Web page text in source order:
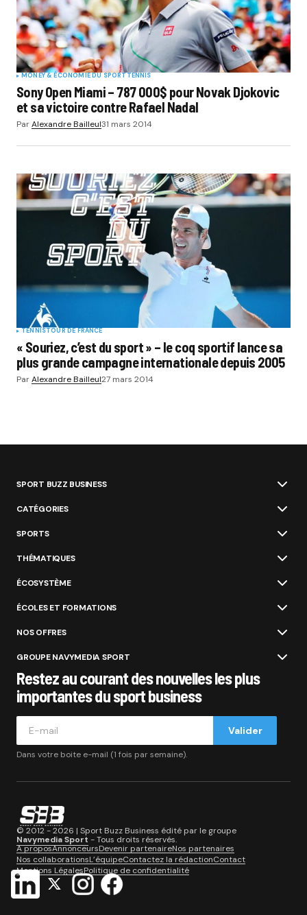
MONEY & ÉCONOMIE DU SPORTTENNIS
Sony Open Miami – 787 000$ pour Novak Djokovic
et sa victoire contre Rafael Nadal
ParAlexandre Bailleul31 mars 2014
TENNISTOUR DE FRANCE
« Souriez, c’est du sport » – le coq sportif lance sa
plus grande campagne internationale depuis 2005
ParAlexandre Bailleul27 mars 2014
SPORT BUZZ BUSINESS
CATÉGORIES
SPORTS
THÉMATIQUES
ÉCOSYSTÈME
ÉCOLES ET FORMATIONS
NOS OFFRES
GROUPE NAVYMEDIA SPORT
Restez au courant des nouvelles les plus
importantes du sport business
Valider
Dans votre boite e-mail (1 fois par semaine).
© 2012 - 2026 | Sport Buzz Business édité par le groupe
Navymedia Sport - Tous droits réservés.
A proposAnnonceursDevenir partenaireNos partenaires
Nos collaborationsL’équipeContactez la rédactionContact
Mentions LégalesPolitique de confidentialité